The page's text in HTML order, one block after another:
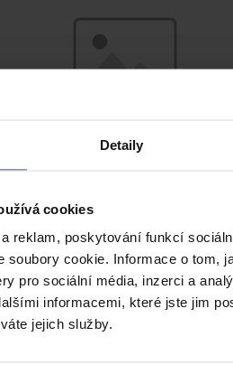
Detaily
cookies
reklam, poskytování funkcí
soubory cookie. Informace o tom,
pro sociální média, inzerci a
informacemi, které jste jim
jejich služby.
vzdělávání
zavedena povinná předškolní